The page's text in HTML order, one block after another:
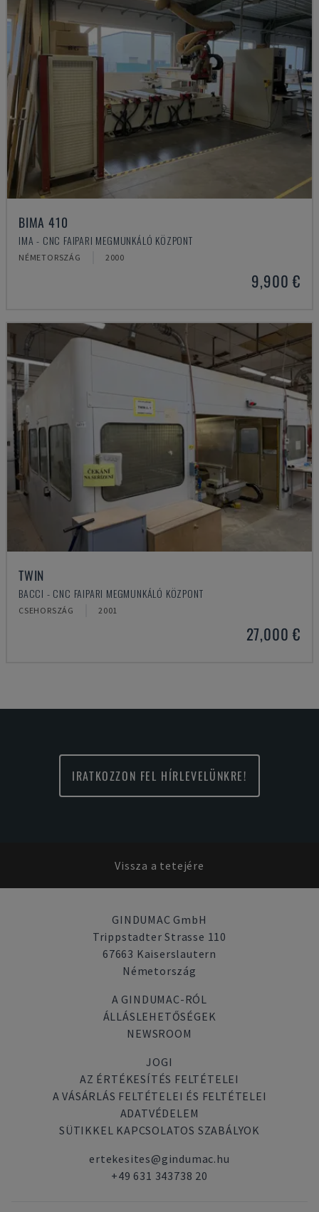
BIMA 410
IMA - CNC FAIPARI MEGMUNKÁLÓ KÖZPONT
NÉMETORSZÁG 2000
9,900 €
TWIN
BACCI - CNC FAIPARI MEGMUNKÁLÓ KÖZPONT
CSEHORSZÁG 2001
27,000 €
IRATKOZZON FEL HÍRLEVELÜNKRE!
Vissza a tetejére
GINDUMAC GmbH
Trippstadter Strasse 110
67663 Kaiserslautern
Németország
A GINDUMAC-RÓL
ÁLLÁSLEHETŐSÉGEK
NEWSROOM
JOGI
AZ ÉRTÉKESÍTÉS FELTÉTELEI
A VÁSÁRLÁS FELTÉTELEI ÉS FELTÉTELEI
ADATVÉDELEM
SÜTIKKEL KAPCSOLATOS SZABÁLYOK
ertekesites@gindumac.hu
+49 631 343738 20